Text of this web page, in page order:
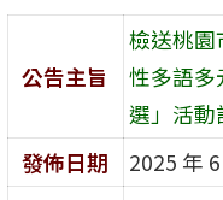
公告主旨
檢送桃園
性多語多
選」活動
發佈日期
2025 年